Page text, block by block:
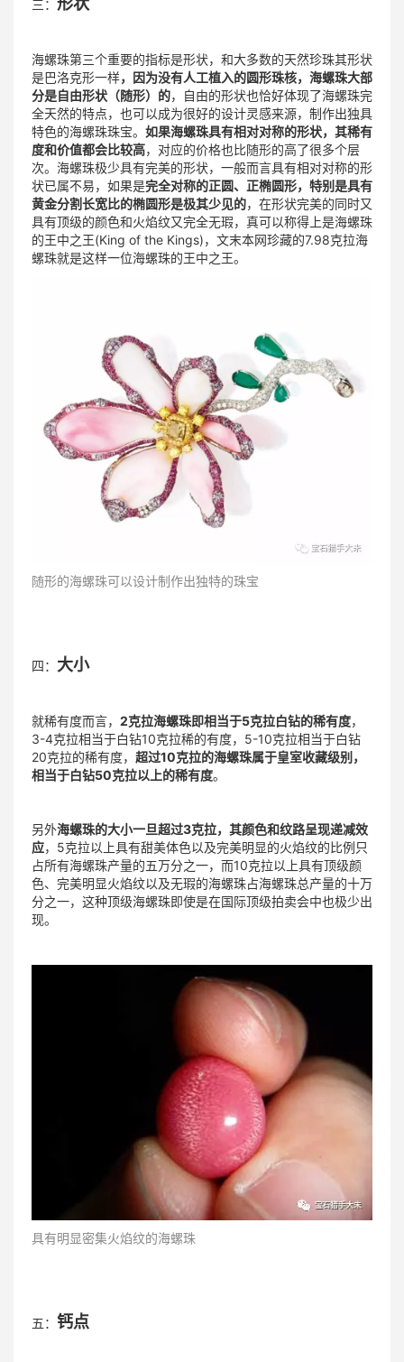
三：
海螺珠第三个重要的指标是形状，和大多数的天然珍珠其形状
是巴洛克形一样，因为没有人工植入的圆形珠核，海螺珠大部
分是自由形状（随形）的，自由的形状也恰好体现了海螺珠完
全天然的特点，也可以成为很好的设计灵感来源，制作出独具
特色的海螺珠珠宝。 如果海螺珠具有相对对称的形状，其稀有
度和价值都会比较高，对应的价格也比随形的高了很多个层
次。海螺珠极少具有完美的形状，一般而言具有相对对称的形
状已属不易，如果是完全对称的正圆、正椭圆形，特别是具有
黄金分割长宽比的椭圆形是极其少见的，在形状完美的同时又
具有顶级的颜色和火焰纹又完全无瑕，真可以称得上是海螺珠
的王中之王(King of the Kings)，文末本网珍藏的7.98克拉海
螺珠就是这样一位海螺珠的王中之王。
随形的海螺珠可以设计制作出独特的珠宝
四： 大小
就稀有度而言， 2克拉海螺珠即相当于5克拉白钻的稀有度，
3-4克拉相当于白钻10克拉稀的有度，5-10克拉相当于白钻
20克拉的稀有度， 超过10克拉的海螺珠属于皇室收藏级别，
相当于白钻50克拉以上的稀有度。
另外海螺珠的大小一旦超过3克拉，其颜色和纹路呈现递减效
应，5克拉以上具有甜美体色以及完美明显的火焰纹的比例只
占所有海螺珠产量的五万分之一，而10克拉以上具有顶级颜
色、完美明显火焰纹以及无瑕的海螺珠占海螺珠总产量的十万
分之一，这种顶级海螺珠即使是在国际顶级拍卖会中也极少出
现。
具有明显密集火焰纹的海螺珠
五： 钙点